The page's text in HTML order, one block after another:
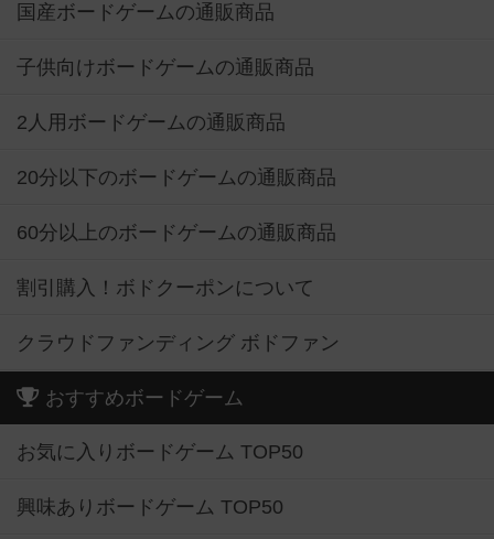
国産ボードゲームの通販商品
子供向けボードゲームの通販商品
2人用ボードゲームの通販商品
20分以下のボードゲームの通販商品
60分以上のボードゲームの通販商品
割引購入！ボドクーポンについて
クラウドファンディング ボドファン
おすすめボードゲーム
お気に入りボードゲーム TOP50
興味ありボードゲーム TOP50